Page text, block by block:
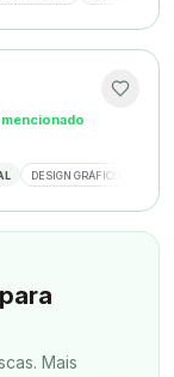
·
DESIGN GRÁFICO
Mais